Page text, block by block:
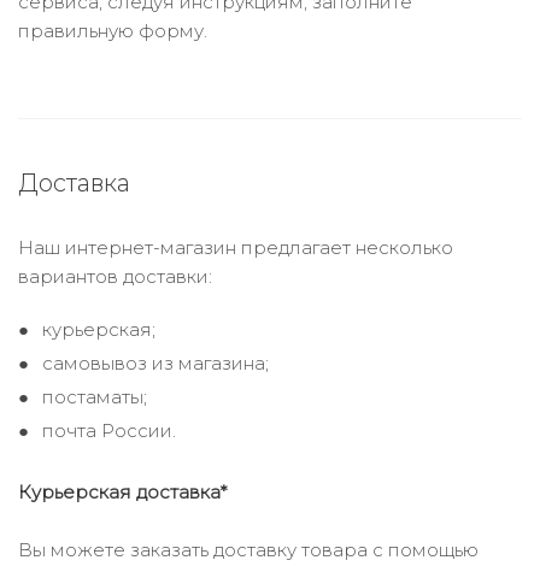
правильную форму.
Доставка
Наш интернет-магазин предлагает несколько
вариантов доставки:
курьерская;
самовывоз из магазина;
постаматы;
почта России.
Курьерская доставка*
Вы можете заказать доставку товара с помощью